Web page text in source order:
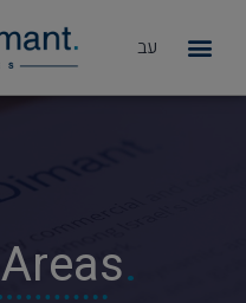
עב
Areas.